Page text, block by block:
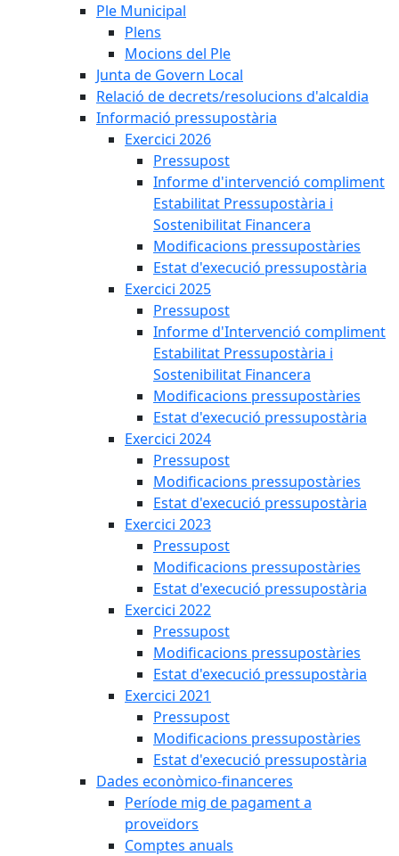
Ple Municipal
Plens
Mocions del Ple
Junta de Govern Local
Relació de decrets/resolucions d'alcaldia
Informació pressupostària
Exercici 2026
Pressupost
Informe d'intervenció compliment
Estabilitat Pressupostària i
Sostenibilitat Financera
Modificacions pressupostàries
Estat d'execució pressupostària
Exercici 2025
Pressupost
Informe d'Intervenció compliment
Estabilitat Pressupostària i
Sostenibilitat Financera
Modificacions pressupostàries
Estat d'execució pressupostària
Exercici 2024
Pressupost
Modificacions pressupostàries
Estat d'execució pressupostària
Exercici 2023
Pressupost
Modificacions pressupostàries
Estat d'execució pressupostària
Exercici 2022
Pressupost
Modificacions pressupostàries
Estat d'execució pressupostària
Exercici 2021
Pressupost
Modificacions pressupostàries
Estat d'execució pressupostària
Dades econòmico-financeres
Període mig de pagament a
proveïdors
Comptes anuals